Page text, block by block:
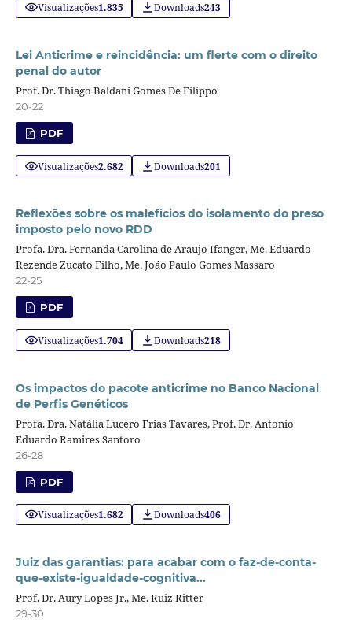
Visualizações1.835 Downloads243
Lei Anticrime e reincidência: um flerte com o direito
penal do autor
Prof. Dr. Thiago Baldani Gomes De Filippo
20-22
PDF
Visualizações2.682 Downloads201
Reflexões sobre os malefícios do isolamento do preso
imposto pelo novo RDD
Profa. Dra. Fernanda Carolina de Araujo Ifanger, Me. Eduardo
Rezende Zucato Filho, Me. João Paulo Gomes Massaro
22-25
PDF
Visualizações1.704 Downloads218
Os impactos do pacote anticrime no Banco Nacional
de Perfis Genéticos
Profa. Dra. Natália Lucero Frias Tavares, Prof. Dr. Antonio
Eduardo Ramires Santoro
26-28
PDF
Visualizações1.682 Downloads406
Juiz das garantias: para acabar com o faz-de-conta-
que-existe-igualdade-cognitiva...
Prof. Dr. Aury Lopes Jr., Me. Ruiz Ritter
29-30